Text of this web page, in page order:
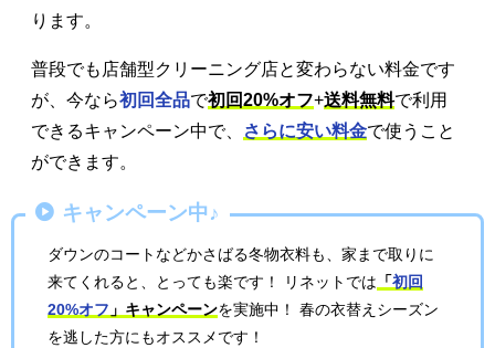
ります。
普段でも店舗型クリーニング店と変わらない料金です
が、今なら初回全品で初回20%オフ+送料無料で利用
できるキャンペーン中で、
さらに安い料金で使うこと
ができます。
キャンペーン中♪
ダウンのコートなどかさばる冬物衣料も、家まで取りに
来てくれると、とっても楽です！ リネットでは 「初回
20%オフ 」キャンペーンを実施中！ 春の衣替えシーズン
を逃した方にもオススメです！